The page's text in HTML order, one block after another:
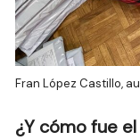
Fran López Castillo,
¿Y cómo fue